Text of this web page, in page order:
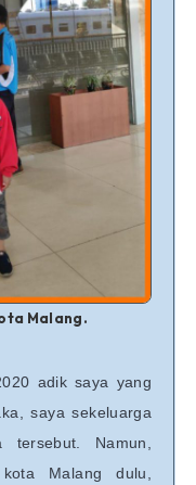
Malang.
adik saya yang
saya sekeluarga
tersebut. Namun,
Malang dulu,